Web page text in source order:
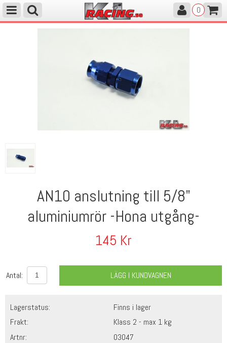
0
AN10 anslutning till 5/8"
aluminiumrör -Hona utgång-
145 Kr
Antal: LÄGG I KUNDVAGNEN
Lagerstatus:
Finns i lager
Frakt:
Klass 2 - max 1 kg
Artnr:
03047